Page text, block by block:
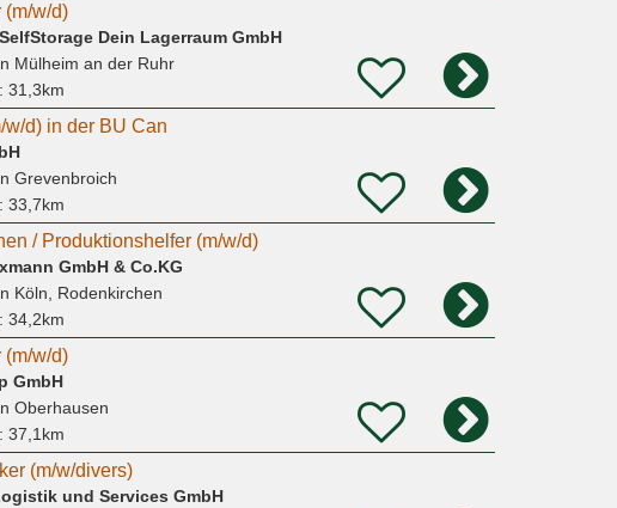
(m/w/d)
Dein Lagerraum GmbH
Mülheim an der Ruhr
31,3km
w/d) in der BU Can
Grevenbroich
33,7km
/ Produktionshelfer (m/w/d)
GmbH & Co.KG
Köln, Rodenkirchen
34,2km
(m/w/d)
GmbH
Oberhausen
37,1km
(m/w/divers)
und Services GmbH